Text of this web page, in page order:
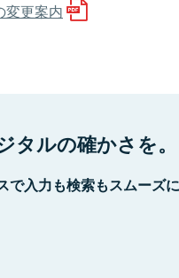
変更案内
タルの確かさを。
で入力も検索もスムーズ